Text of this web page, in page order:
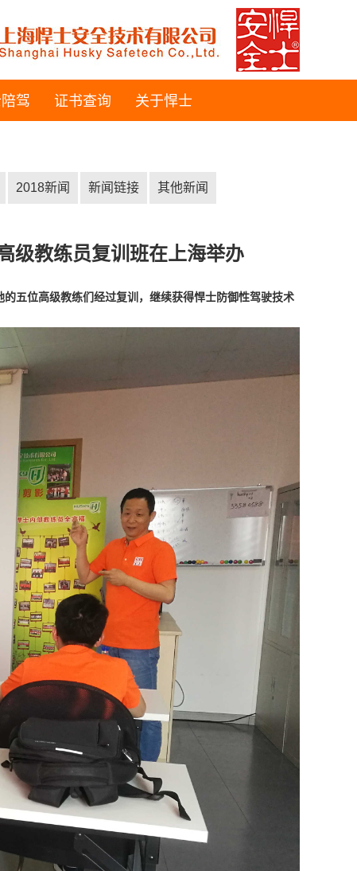
驾 证书查询 关于悍士
2018新闻 新闻链接 其他新闻
级教练员复训班在上海举办
五位高级教练们经过复训，继续获得悍士防御性驾驶技术